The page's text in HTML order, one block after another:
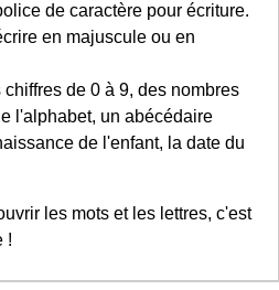
de caractère pour écriture.
en majuscule ou en
de 0 à 9, des nombres
l'alphabet, un abécédaire
de l'enfant, la date du
les mots et les lettres, c'est
!